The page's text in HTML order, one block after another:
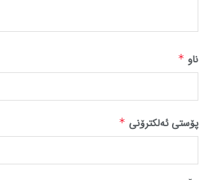
ناو *
پۆستی ئەلکترۆنی *